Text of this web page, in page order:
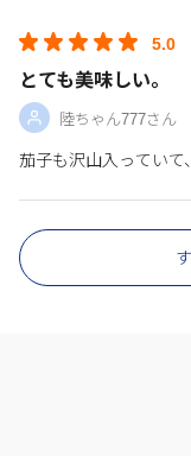
5.0
とても美味しい。
陸ちゃん777さん
茄子も沢山入っていて